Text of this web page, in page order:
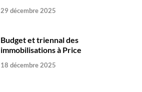
29 décembre 2025
Budget et triennal des
immobilisations à Price
18 décembre 2025